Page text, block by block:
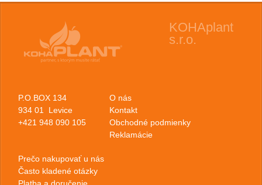
KOHAplant
s.r.o.
P.O.BOX 134
934 01 Levice
+421 948 090 105
O nás
Kontakt
Obchodné podmienky
Reklamácie
Prečo nakupovať u nás
Často kladené otázky
Platba a doručenie